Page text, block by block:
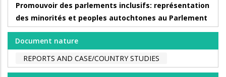
Promouvoir des parlements inclusifs: représentation
des minorités et peoples autochtones au Parlement
Document nature
REPORTS AND CASE/COUNTRY STUDIES